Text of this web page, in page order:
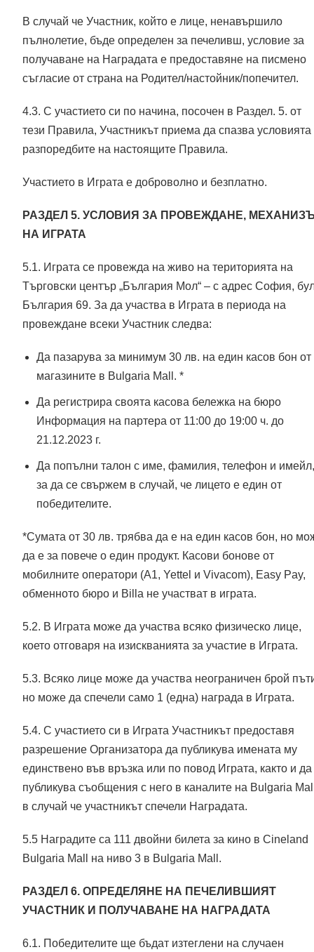
В случай че Участник, който е лице, ненавършило
пълнолетие, бъде определен за печеливш, условие за
получаване на Наградата е предоставяне на писмено
съгласие от страна на Родител/настойник/попечител.
4.3. С участието си по начина, посочен в Раздел. 5. от
тези Правила, Участникът приема да спазва условията
разпоредбите на настоящите Правила.
Участието в Играта е доброволно и безплатно.
РАЗДЕЛ 5. УСЛОВИЯ ЗА ПРОВЕЖДАНЕ,
НА ИГРАТА
5.1. Играта се провежда на живо на територията на
Търговски център „България Мол“ – с адрес София,
България 69. За да участва в Играта в периода на
провеждане всеки Участник следва:
Да пазарува за минимум 30 лв. на един касов бон от
магазините в Bulgaria Mall. *
Да регистрира своята касова бележка на бюро
Информация на партера от 11:00 до 19:00 ч. до
21.12.2023 г.
Да попълни талон с име, фамилия, телефон и имейл,
за да се свържем в случай, че лицето е един от
победителите.
*Сумата от 30 лв. трябва да е на един касов бон, но
да е за повече о един продукт. Касови бонове от
мобилните оператори (A1, Yettel и Vivacom), Easy Pay,
обменното бюро и Billa не участват в играта.
5.2. В Играта може да участва всяко физическо лице,
което отговаря на изискванията за участие в Играта.
5.3. Всяко лице може да участва неограничен брой
но може да спечели само 1 (една) награда в Играта.
5.4. С участието си в Играта Участникът предоставя
разрешение Организатора да публикува имената му
единствено във връзка или по повод Играта, както и да
публикува съобщения с него в каналите на Bulgaria
в случай че участникът спечели Наградата.
5.5 Наградите са 111 двойни билета за кино в Cineland
Bulgaria Mall на ниво 3 в Bulgaria Mall.
РАЗДЕЛ 6. ОПРЕДЕЛЯНЕ НА ПЕЧЕЛИВШИЯТ
УЧАСТНИК И ПОЛУЧАВАНЕ НА НАГРАДАТА
6.1. Победителите ще бъдат изтеглени на случаен